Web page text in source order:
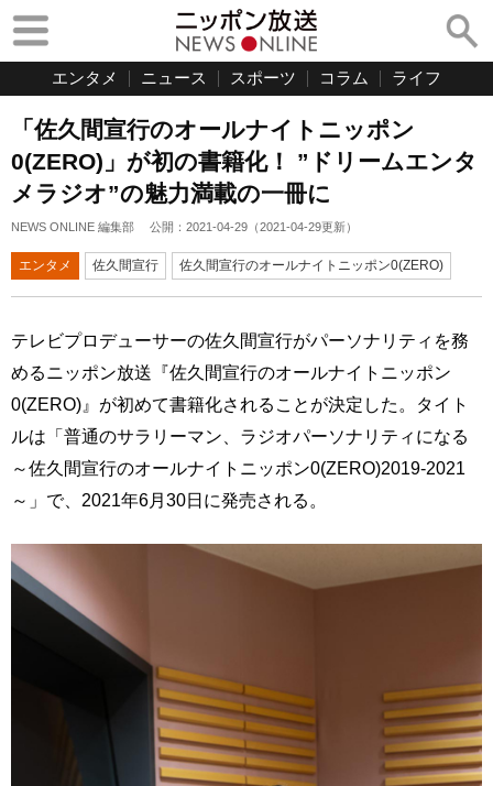
エンタメ ニュース スポーツ コラム ライフ
「佐久間宣行のオールナイトニッポン
0(ZERO)」が初の書籍化！ ”ドリームエンタ
メラジオ”の魅力満載の一冊に
NEWS ONLINE 編集部 公開： 2021-04-29 （2021-04-29更新）
エンタメ 佐久間宣行 佐久間宣行のオールナイトニッポン0(ZERO)
テレビプロデューサーの佐久間宣行がパーソナリティを務
めるニッポン放送『佐久間宣行のオールナイトニッポン
0(ZERO)』が初めて書籍化されることが決定した。タイト
ルは「普通のサラリーマン、ラジオパーソナリティになる
～佐久間宣行のオールナイトニッポン0(ZERO)2019-2021
～」で、2021年6月30日に発売される。